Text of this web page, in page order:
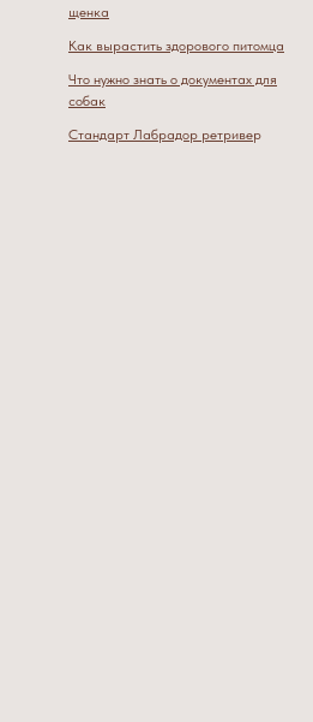
щенка
Как вырастить здорового питомца
Что нужно знать о документах для
собак
Стандарт Лабрадор ретривер